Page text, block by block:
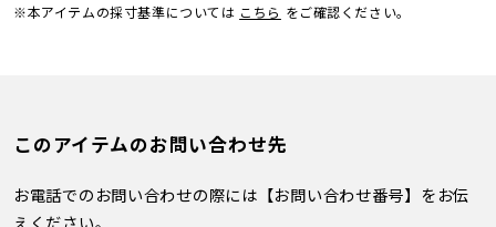
※本アイテムの採寸基準については こちら をご確認ください。
このアイテムのお問い合わせ先
お電話でのお問い合わせの際には【お問い合わせ番号】をお伝
えください。